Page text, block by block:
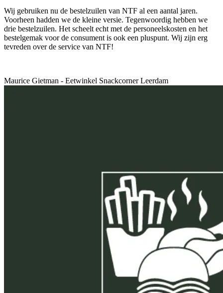
Wij gebruiken nu de bestelzuilen van NTF al een aantal jaren.
Voorheen hadden we de kleine versie. Tegenwoordig hebben we
drie bestelzuilen. Het scheelt echt met de personeelskosten en het
bestelgemak voor de consument is ook een pluspunt. Wij zijn erg
tevreden over de service van NTF!
Maurice Gietman - Eetwinkel Snackcorner Leerdam